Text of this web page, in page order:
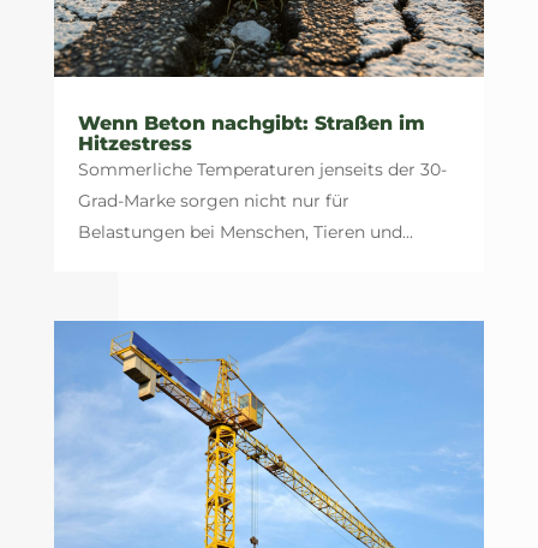
Wenn Beton nachgibt: Straßen im
Hitzestress
Sommerliche Temperaturen jenseits der 30-
Grad-Marke sorgen nicht nur für
Belastungen bei Menschen, Tieren und...